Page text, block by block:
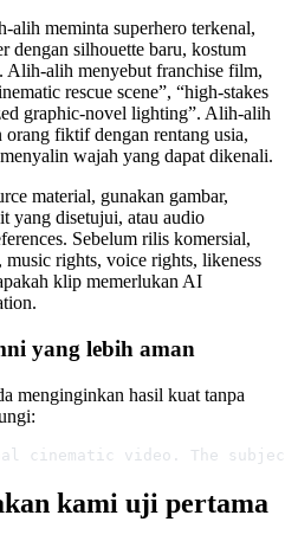
meminta superhero terkenal,
dengan silhouette baru, kostum
Alih-alih menyebut franchise film,
rescue scene”, “high-stakes
graphic-novel lighting”. Alih-alih
fiktif dengan rentang usia,
wajah yang dapat dikenali.
material, gunakan gambar,
yang disetujui, atau audio
Sebelum rilis komersial,
rights, voice rights, likeness
klip memerlukan AI
yang lebih aman
menginginkan hasil kuat tanpa
cinematic video. The
kami uji pertama